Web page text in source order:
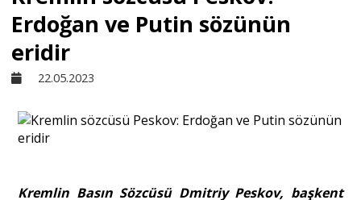
Derkenar
Kültür - Sanat
Erdoğan ve Putin sözünün
eridir
22.05.2023
Kremlin Basın Sözcüsü Dmitriy Peskov, başkent